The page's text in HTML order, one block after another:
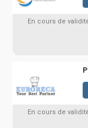
En cours de
En cours de